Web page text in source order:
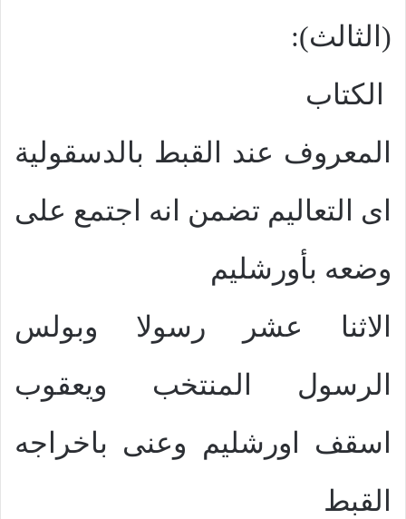
(الثالث):
الكتاب
المعروف عند القبط بالدسقولية
اى التعاليم تضمن انه اجتمع على
وضعه بأورشليم
الاثنا عشر رسولا وبولس
الرسول المنتخب ويعقوب
اسقف اورشليم وعنى باخراجه
القبط